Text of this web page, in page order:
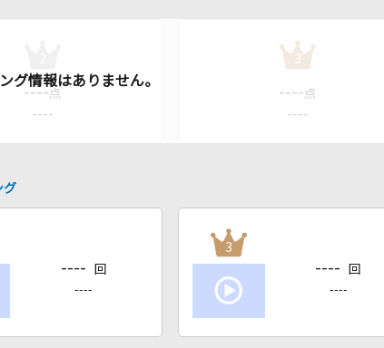
---- 点
----
3
---- 点
----
グ
---- 回
----
3
---- 回
----